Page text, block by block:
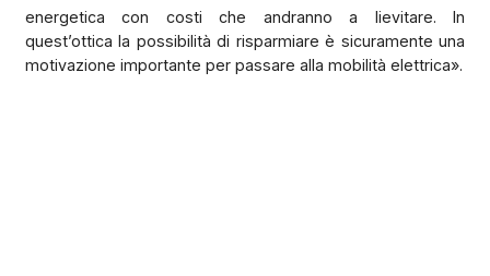
energetica con costi che andranno a lievitare. In
quest’ottica la possibilità di risparmiare è sicuramente una
motivazione importante per passare alla mobilità elettrica».